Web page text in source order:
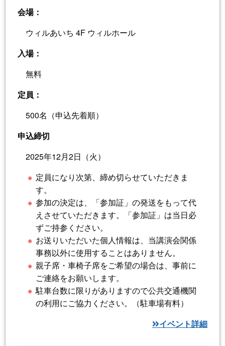
会場：
ウィルあいち 4F ウィルホール
入場：
無料
定員：
500名（申込先着順）
申込締切
2025年12月2日（火）
定員になり次第、締め切らせていただきま
す。
参加の決定は、「参加証」の発送をもって代
えさせていただきます。「参加証」は当日必
ずご持参ください。
お送りいただいた個人情報は、当講演会関係
事務以外に使用することはありません。
親子席・車椅子席をご希望の場合は、事前に
ご連絡をお願いします。
駐車台数に限りがありますので公共交通機関
の利用にご協力ください。（駐車場有料）
イベント詳細